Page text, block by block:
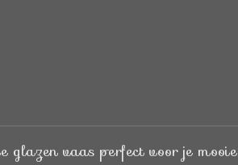
glazen vaas perfect voor je mooie